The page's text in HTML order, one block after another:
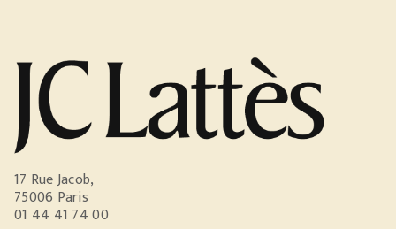
17 Rue Jacob,
75006 Paris
01 44 41 74 00